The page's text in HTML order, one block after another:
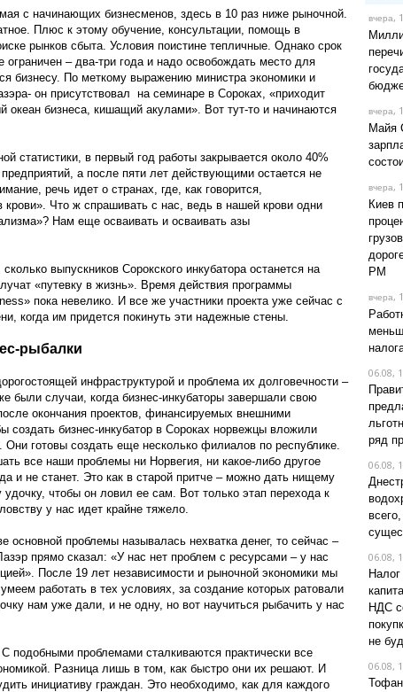
с начинающих бизнесменов, здесь в 10 раз ниже рыночной.
Плюс к этому обучение, консультации, помощь в
рынков сбыта. Условия поистине тепличные. Однако срок
ограничен – два-три года и надо освобождать место для
бизнесу. По меткому выражению министра экономики и
он присутствовал на семинаре в Сороках, «приходит
океан бизнеса, кишащий акулами». Вот тут-то и начинаются
статистики, в первый год работы закрывается около 40%
а после пяти лет действующими остается не
речь идет о странах, где, как говорится,
крови». Что ж спрашивать с нас, ведь в нашей крови одни
Нам еще осваивать и осваивать азы
выпускников Сорокского инкубатора останется на
«путевку в жизнь». Время действия программы
пока невелико. И все же участники проекта уже сейчас с
когда им придется покинуть эти надежные стены.
рыбалки
инфраструктурой и проблема их долговечности –
были случаи, когда бизнес-инкубаторы завершали свою
окончания проектов, финансируемых внешними
создать бизнес-инкубатор в Сороках норвежцы вложили
Они готовы создать еще несколько филиалов по республике.
все наши проблемы ни Норвегия, ни какое-либо другое
и не станет. Это как в старой притче – можно дать нищему
чтобы он ловил ее сам. Вот только этап перехода к
у нас идет крайне тяжело.
основной проблемы называлась нехватка денег, то сейчас –
прямо сказал: «У нас нет проблем с ресурсами – у нас
После 19 лет независимости и рыночной экономики мы
работать в тех условиях, за создание которых ратовали
нам уже дали, и не одну, но вот научиться рыбачить у нас
подобными проблемами сталкиваются практически все
Разница лишь в том, как быстро они их решают. И
инициативу граждан. Это необходимо, как для каждого
вчера,
вчера,
Майя
вчера,
Киев
РМ
вчера,
06.08,
ряд
06.08,
06.08,
НДС
не
06.08,
Тофан